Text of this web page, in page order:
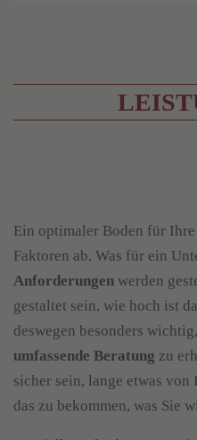
Ein optimaler Boden für Ihre
Faktoren ab. Was für ein
Anforderungen werden
gestaltet sein, wie hoch ist
deswegen besonders
umfassende Beratung zu
sicher sein, lange etwas von
das zu bekommen, was Sie